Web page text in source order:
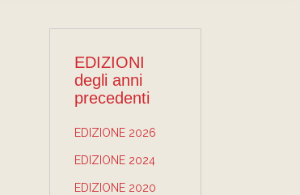
EDIZIONI
degli anni
precedenti
EDIZIONE 2026
EDIZIONE 2024
EDIZIONE 2020